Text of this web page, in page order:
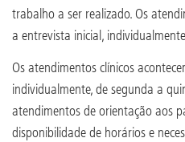
trabalho a ser realizado. Os
a entrevista inicial,
Os atendimentos clínicos
individualmente, de segunda a
atendimentos de orientação aos
disponibilidade de horários e